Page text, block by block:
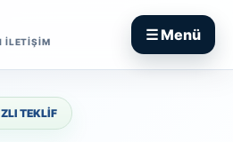
ILETIŞIM ☰ Menü
TEKLIF